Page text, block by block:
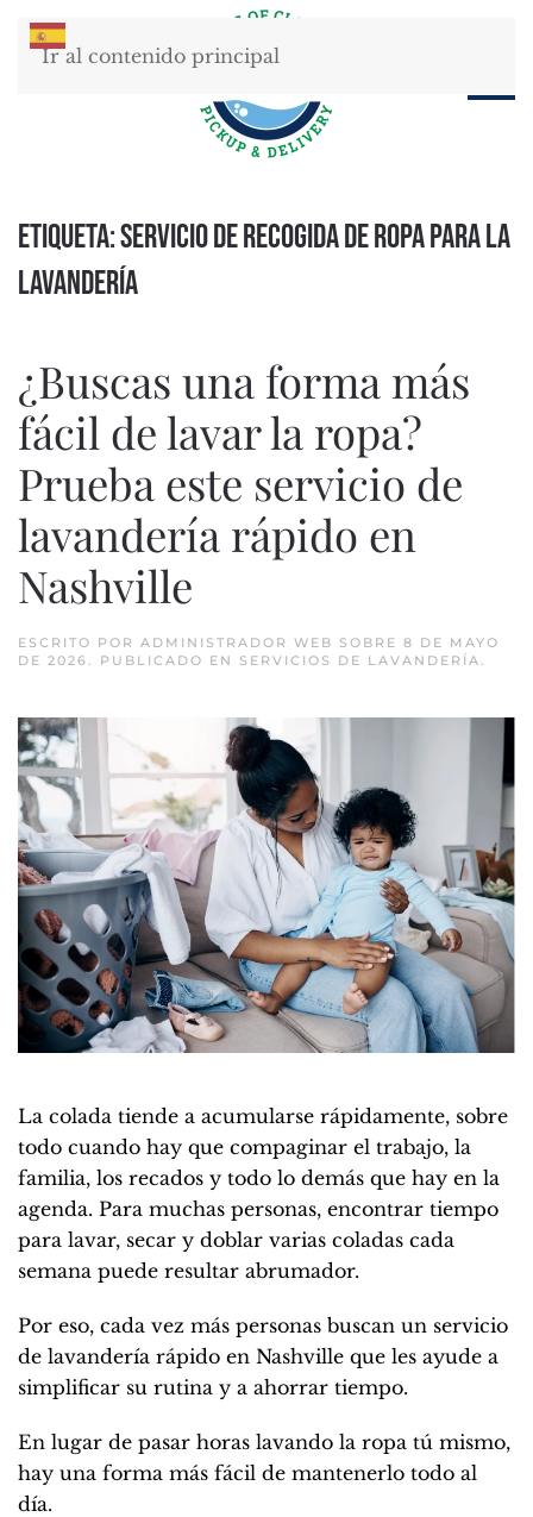
Ir al contenido principal
Etiqueta:Servicio de recogida de ropa para la
lavandería
¿Buscas una forma más
fácil de lavar la ropa?
Prueba este servicio de
lavandería rápido en
Nashville
ESCRITO POR ADMINISTRADOR WEB SOBRE 8 DE MAYO
DE 2026. PUBLICADO EN SERVICIOS DE LAVANDERÍA.
La colada tiende a acumularse rápidamente, sobre
todo cuando hay que compaginar el trabajo, la
familia, los recados y todo lo demás que hay en la
agenda. Para muchas personas, encontrar tiempo
para lavar, secar y doblar varias coladas cada
semana puede resultar abrumador.
Por eso, cada vez más personas buscan un servicio
de lavandería rápido en Nashville que les ayude a
simplificar su rutina y a ahorrar tiempo.
En lugar de pasar horas lavando la ropa tú mismo,
hay una forma más fácil de mantenerlo todo al
día.